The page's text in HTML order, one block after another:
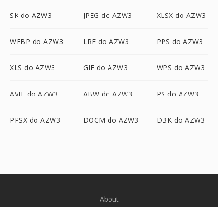
SK do AZW3 JPEG do AZW3 XLSX do AZW3
WEBP do AZW3 LRF do AZW3 PPS do AZW3
XLS do AZW3 GIF do AZW3 WPS do AZW3
AVIF do AZW3 ABW do AZW3 PS do AZW3
PPSX do AZW3 DOCM do AZW3 DBK do AZW3
About